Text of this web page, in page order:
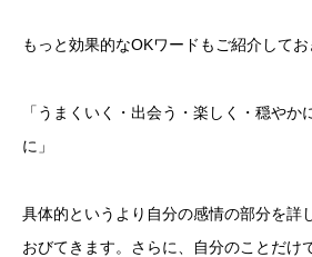
もっと効果的なOKワードもご紹介してお
「うまくいく・出会う・楽しく・穏やか
に」
具体的というより自分の感情の部分を詳
おびてきます。さらに、自分のことだけ